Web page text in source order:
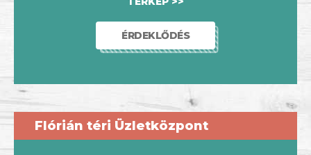
ÉRDEKLŐDÉS
Flórián téri Üzletközpont